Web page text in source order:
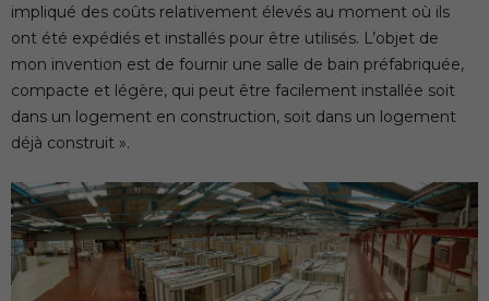
impliqué des coûts relativement élevés au moment où ils
ont été expédiés et installés pour être utilisés. L’objet de
mon invention est de fournir une salle de bain préfabriquée,
compacte et légère, qui peut être facilement installée soit
dans un logement en construction, soit dans un logement
déjà construit ».